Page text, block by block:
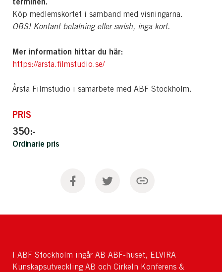
Köp medlemskortet i samband med visningarna.
OBS! Kontant betalning eller swish, inga kort.
Mer information hittar du här:
https://arsta.filmstudio.se/
Årsta Filmstudio i samarbete med ABF Stockholm.
PRIS
350:-
Ordinarie pris
I ABF Stockholm ingår AB ABF-huset, ELVIRA
Kunskapsutveckling AB och Cirkeln Konferens &